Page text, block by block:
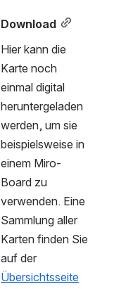
Download
Hier kann die
Karte noch
einmal digital
heruntergeladen
werden, um sie
beispielsweise in
einem Miro-
Board zu
verwenden. Eine
Sammlung aller
Karten finden Sie
Übersichtsseite